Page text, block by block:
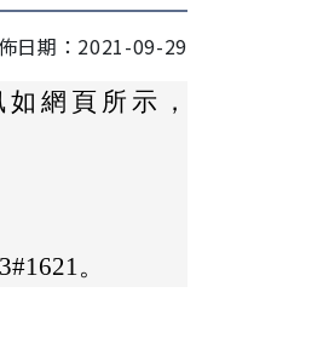
日期：2021-09-29
網頁所示，
。